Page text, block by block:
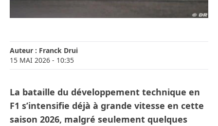
Auteur : Franck Drui
15 MAI 2026 - 10:35
La bataille du développement technique en
F1 s’intensifie déjà à grande vitesse en cette
saison 2026, malgré seulement quelques